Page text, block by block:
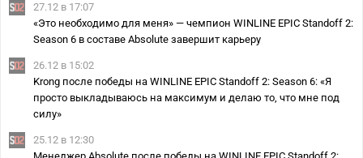
27.12 в 17:07
«Это необходимо для меня» — чемпион WINLINE EPIC Standoff 2:
Season 6 в составе Absolute завершит карьеру
26.12 в 15:02
Krong после победы на WINLINE EPIC Standoff 2: Season 6: «Я
просто выкладываюсь на максимум и делаю то, что мне под
силу»
25.12 в 12:30